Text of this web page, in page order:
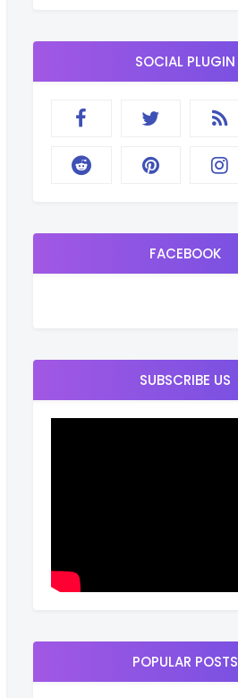
SOCIAL PLUGIN
FACEBOOK
SUBSCRIBE US
POPULAR POSTS